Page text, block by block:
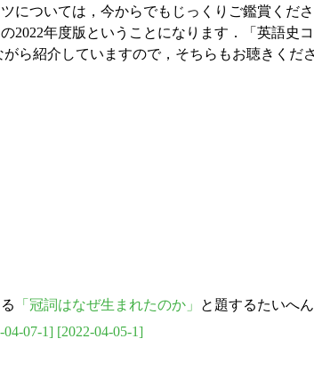
については，今からでもじっくりご鑑賞くだ
年度版ということになります．「英語史
ら紹介していますので，そちらもお聴きくだ
「冠詞はなぜ生まれたのか」
と題するたいへ
04-07-1] [2022-04-05-1]